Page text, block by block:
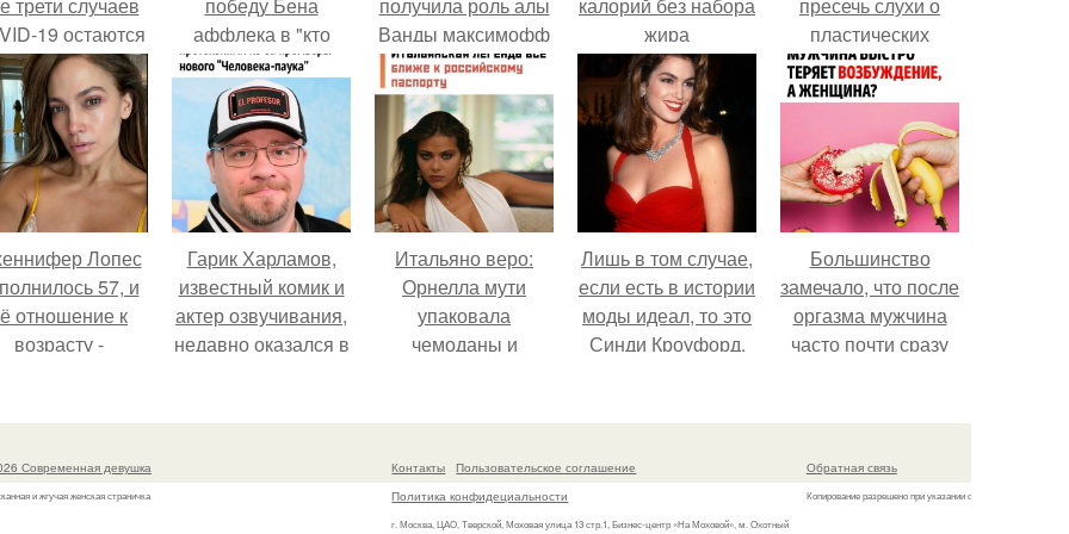
19 остаются
аффлека в "кто
хочет стать
миллионером?
Ванды максимофф
не сразу.
жира
пластических
операциях и
публично
прояснила
ситуацию.
Лопес
57, и
отношение к
возрасту -
"не
что я
выгляжу
Гарик Харламов,
известный комик и
актер озвучивания,
недавно оказался в
над озвучкой
колобка.
Итальяно веро:
Орнелла мути
упаковала
чемоданы и
красным
паспортом.
Лишь в том случае,
если есть в истории
моды идеал, то это
Синди Кроуфорд.
Большинство
замечало, что после
оргазма мужчина
часто почти сразу
как женщина может
дольше сохранять
возбуждение.
Современная девушка
и жгучая женская страничка
Контакты
Пользовательское соглашение
Политика конфидециальности
г. Москва, ЦАО, Тверской, Моховая улица 13 стр.1, Бизнес-центр «На Моховой», м. Охотный
Обратная связь
Копирование разрешено при указании обратной гиперссылки.